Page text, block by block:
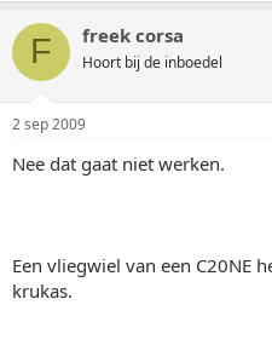
F freek corsa
Hoort bij de inboedel
2 sep 2009
Nee dat gaat niet werken.
Een vliegwiel van een C20NE
krukas.